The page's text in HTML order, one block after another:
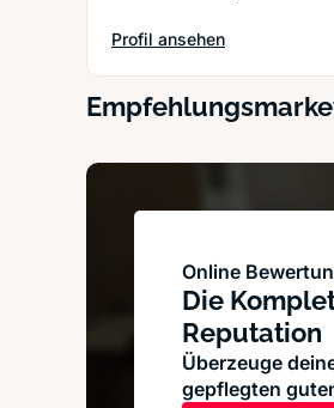
Profil ansehen
: Mikrut
Online
Die
Reputation
Überzeuge
gepflegten